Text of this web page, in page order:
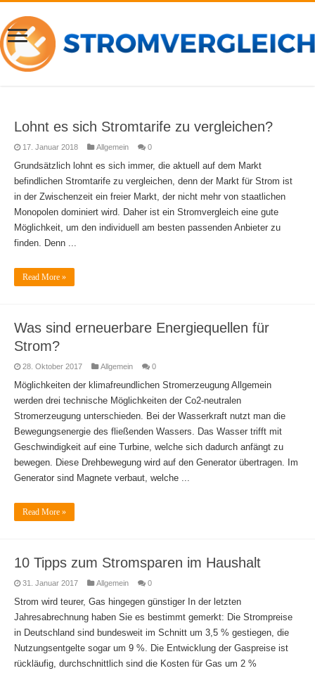
Lohnt es sich Stromtarife zu vergleichen?
17. Januar 2018 Allgemein 0
Grundsätzlich lohnt es sich immer, die aktuell auf dem Markt
befindlichen Stromtarife zu vergleichen, denn der Markt für Strom ist
in der Zwischenzeit ein freier Markt, der nicht mehr von staatlichen
Monopolen dominiert wird. Daher ist ein Stromvergleich eine gute
Möglichkeit, um den individuell am besten passenden Anbieter zu
finden. Denn ...
Read More »
Was sind erneuerbare Energiequellen für
Strom?
28. Oktober 2017 Allgemein 0
Möglichkeiten der klimafreundlichen Stromerzeugung Allgemein
werden drei technische Möglichkeiten der Co2-neutralen
Stromerzeugung unterschieden. Bei der Wasserkraft nutzt man die
Bewegungsenergie des fließenden Wassers. Das Wasser trifft mit
Geschwindigkeit auf eine Turbine, welche sich dadurch anfängt zu
bewegen. Diese Drehbewegung wird auf den Generator übertragen. Im
Generator sind Magnete verbaut, welche ...
Read More »
10 Tipps zum Stromsparen im Haushalt
31. Januar 2017 Allgemein 0
Strom wird teurer, Gas hingegen günstiger In der letzten
Jahresabrechnung haben Sie es bestimmt gemerkt: Die Strompreise
in Deutschland sind bundesweit im Schnitt um 3,5 % gestiegen, die
Nutzungsentgelte sogar um 9 %. Die Entwicklung der Gaspreise ist
rückläufig, durchschnittlich sind die Kosten für Gas um 2 %